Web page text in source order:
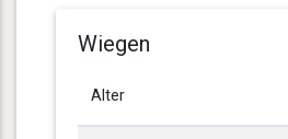
Wiegen
Alter